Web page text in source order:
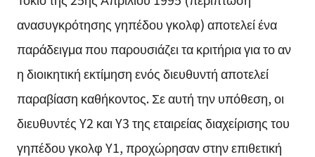
ανασυγκρότησης γηπέδου γκολφ) αποτελεί ένα
παράδειγμα που παρουσιάζει τα κριτήρια για το αν
η διοικητική εκτίμηση ενός διευθυντή αποτελεί
παραβίαση καθήκοντος. Σε αυτή την υπόθεση, οι
διευθυντές Y2 και Y3 της εταιρείας διαχείρισης του
γηπέδου γκολφ Y1, προχώρησαν στην επιθετική